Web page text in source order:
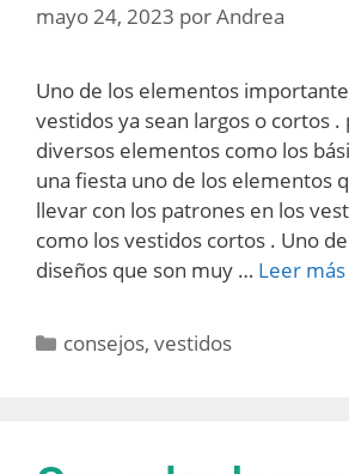
mayo 24, 2023 porAndrea
Uno de los elementos
vestidos ya sean largos o cortos
diversos elementos como los
una fiesta uno de los elementos
llevar con los patrones en los
como los vestidos cortos . Uno
diseños que son muy … Leer más
Categorías
consejos,vestidos